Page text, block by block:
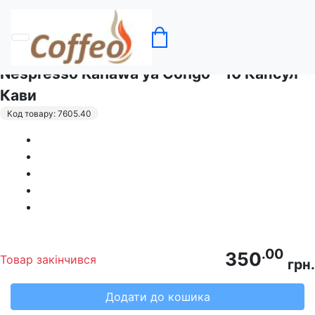
Кава в капсулах Nespresso
Nespresso Kahawa ya Congo - 10 Капсул
Кави
Код товару: 7605.40
Товар закінчився 350.00
грн.
Додати до кошика